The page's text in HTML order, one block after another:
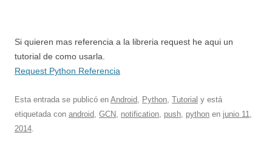
Si quieren mas referencia a la libreria request he aqui un
tutorial de como usarla.
Request Python Referencia
Esta entrada se publicó en Android, Python, Tutorial y está
etiquetada con android, GCN, notification, push, python en junio 11,
2014.